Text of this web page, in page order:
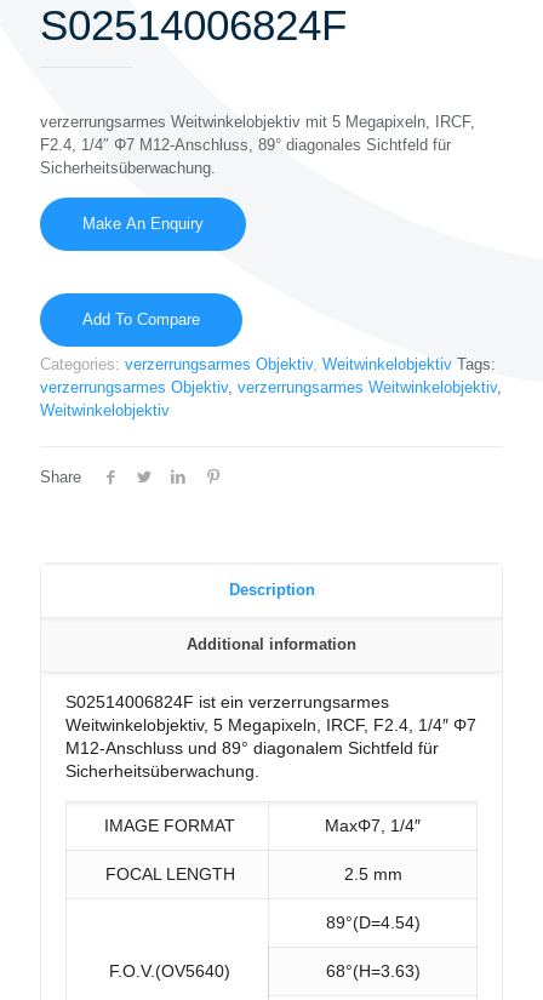
S02514006824F
verzerrungsarmes Weitwinkelobjektiv mit 5 Megapixeln, IRCF,
F2.4, 1/4″ Φ7 M12-Anschluss, 89° diagonales Sichtfeld für
Sicherheitsüberwachung.
Add To Compare
Categories: verzerrungsarmes Objektiv, Weitwinkelobjektiv Tags:
verzerrungsarmes Objektiv, verzerrungsarmes Weitwinkelobjektiv,
Weitwinkelobjektiv
Share
Description
Additional information
S02514006824F ist ein verzerrungsarmes
Weitwinkelobjektiv, 5 Megapixeln, IRCF, F2.4, 1/4″ Φ7
M12-Anschluss und 89° diagonalem Sichtfeld für
Sicherheitsüberwachung.
IMAGE FORMAT MaxΦ7, 1/4″
FOCAL LENGTH 2.5 mm
F.O.V.(OV5640)
89°(D=4.54)
68°(H=3.63)